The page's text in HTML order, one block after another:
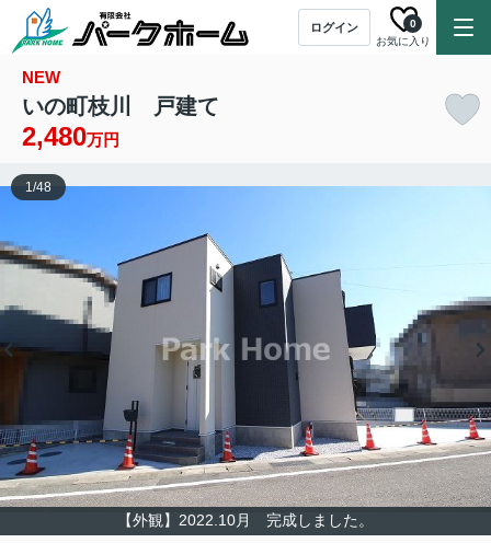
ログイン
お気に入り
0
NEW
いの町枝川 戸建て
2,480万円
【外観】2022.10月 完成しました。
1/48